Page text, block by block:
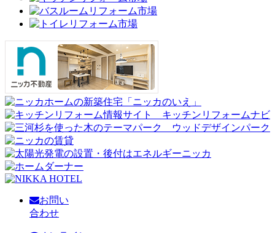
お問い
合わせ